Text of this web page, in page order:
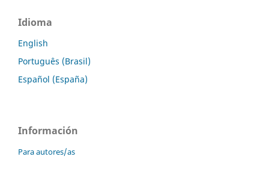
Idioma
English
Português (Brasil)
Español (España)
Información
Para autores/as